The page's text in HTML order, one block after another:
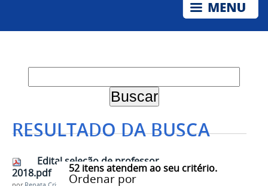
RESULTADO DA BUSCA
52itens atendem ao seu critério.
Ordenar por
Edital seleção de professor
2018.pdf